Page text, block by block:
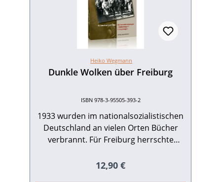
Heiko Wegmann
Dunkle Wolken über Freiburg
ISBN 978-3-95505-393-2
1933 wurden im nationalsozialistischen
Deutschland an vielen Orten Bücher
verbrannt. Für Freiburg herrschte
habe keine oder nur eine kleinere
Regulärer Preis:
12,90 €